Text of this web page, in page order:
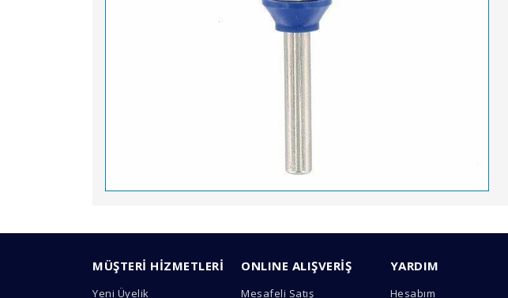
MÜŞTERİ HİZMETLERİ
Yeni Üyelik
ONLINE ALIŞVERİŞ
Mesafeli Satış
YARDIM
Hesabım